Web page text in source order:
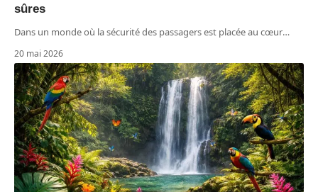
sûres
Dans un monde où la sécurité des passagers est placée au cœur…
20 mai 2026